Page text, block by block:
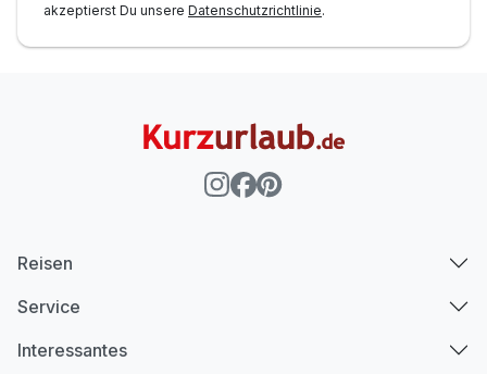
akzeptierst Du unsere Datenschutzrichtlinie.
Reisen
Service
Interessantes